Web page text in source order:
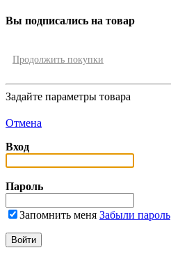
Вы подписались на товар
Продолжить покупки
Задайте параметры товара
Отмена
Вход
Пароль
Запомнить меня Забыли пароль